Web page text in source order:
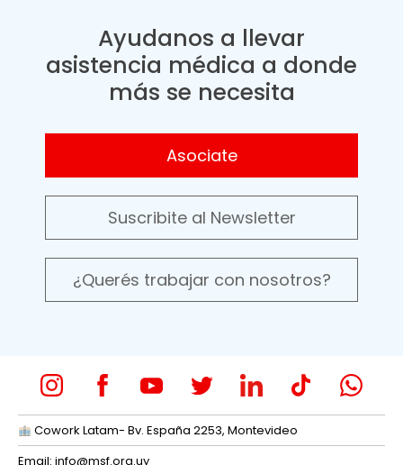
Ayudanos a llevar
asistencia médica a donde
más se necesita
Asociate
Suscribite al Newsletter
¿Querés trabajar con nosotros?
Cowork Latam- Bv. España 2253, Montevideo
Email: info@msf.org.uy